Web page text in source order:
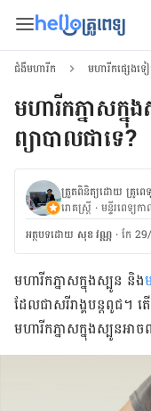
ជំងឺមហារីក មហារីកផ្សេងទ
មហារីកភ្នាសក្
ព្យាបាលជាទេ?
ត្រួតពិនិត្យដោយ គ្រូពេ
រោគស្រ្តី ·មន្ទីរពេទ្យក
អត្ថបទ​ដោយ សុខ វណ្ណ ·កែ
មហារីកភ្នាសក្នុងស្បូន និង
ដែលជាសរីរាង្គបន្តពូជ​។
មហារីកភ្នាសក្នុងស្បូនអាច